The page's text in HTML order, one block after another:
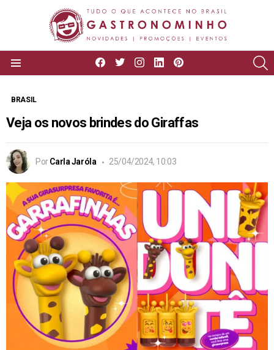
facebooktwitterinstagram
linkedin
BRASIL
Veja os novos brindes do Giraffas
Por Carla Jaróla 25/04/2024, 10:03